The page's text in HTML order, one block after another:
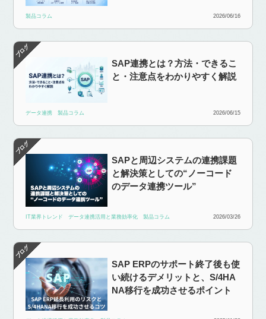
製品コラム 2026/06/16
SAP連携とは？方法・できるこ
と・注意点をわかりやすく解説
データ連携 製品コラム 2026/06/15
SAPと周辺システムの連携課題
と解決策としての“ノーコード
のデータ連携ツール”
IT業界トレンド データ連携活用と業務効率化 製品コラム 2026/03/26
SAP ERPのサポート終了後も使
い続けるデメリットと、S/4HA
NA移行を成功させるポイント